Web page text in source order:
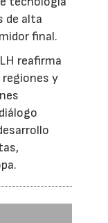
de alta
final.
reafirma
regiones y